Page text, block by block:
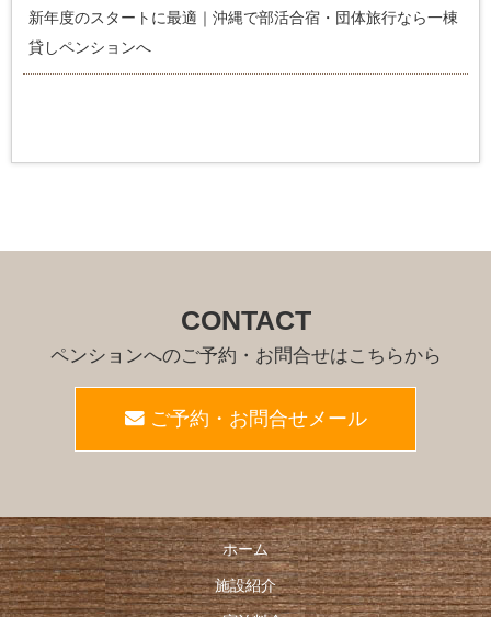
新年度のスタートに最適｜沖縄で部活合宿・団体旅行なら一棟
貸しペンションへ
CONTACT
ペンションへのご予約・お問合せはこちらから
ご予約・お問合せメール
ホーム
施設紹介